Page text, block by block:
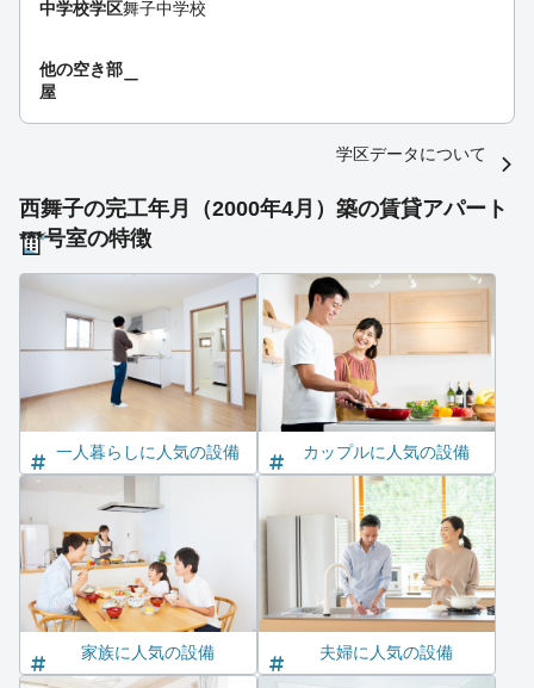
中学校学区舞子中学校
他の空き部
屋
ー
学区データについて
西舞子の完工年月（2000年4月）築の賃貸アパート
***号室の特徴
一人暮らしに人気の設備 カップルに人気の設備
家族に人気の設備 夫婦に人気の設備